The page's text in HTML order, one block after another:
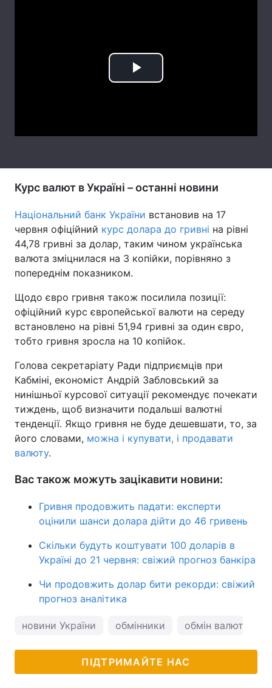
Тема оформлення
Play
Курс валют в Україні – останні новини
Національний банк України встановив на 17
червня офіційний курс долара до гривні на рівні
44,78 гривні за долар, таким чином українська
валюта зміцнилася на 3 копійки, порівняно з
попереднім показником.
Щодо євро гривня також посилила позиції:
офіційний курс європейської валюти на середу
встановлено на рівні 51,94 гривні за один євро,
тобто гривня зросла на 10 копійок.
Голова секретаріату Ради підприємців при
Кабміні, економіст Андрій Забловський за
нинішньої курсової ситуації рекомендує почекати
тиждень, щоб визначити подальші валютні
тенденції. Якщо гривня не буде дешевшати, то, за
його словами, можна і купувати, і продавати
валюту.
Вас також можуть зацікавити новини:
Гривня продовжить падати: експерти
оцінили шанси долара дійти до 46 гривень
Скільки будуть коштувати 100 доларів в
Україні до 21 червня: свіжий прогноз банкіра
Чи продовжить долар бити рекорди: свіжий
прогноз аналітика
новини України обмінники обмін валют
ПІДТРИМАЙТЕ НАС